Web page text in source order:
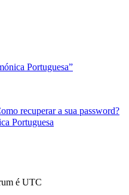
Portuguesa”
recuperar a sua password?
Portuguesa
é UTC